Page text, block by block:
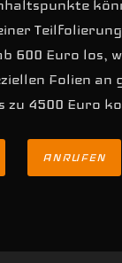
600 Euro los,
Folien an
zu 4500 Euro
ANRUFEN